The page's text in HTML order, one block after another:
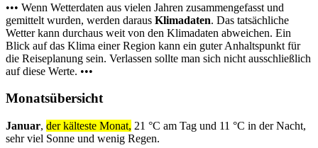
••• Wenn Wetterdaten aus vielen Jahren zusammengefasst und
gemittelt wurden, werden daraus Klimadaten. Das tatsächliche
Wetter kann durchaus weit von den Klimadaten abweichen. Ein
Blick auf das Klima einer Region kann ein guter Anhaltspunkt für
die Reiseplanung sein. Verlassen sollte man sich nicht ausschließlich
auf diese Werte. •••
Monatsübersicht
Januar, der kälteste Monat, 21 °C am Tag und 11 °C in der Nacht,
sehr viel Sonne und wenig Regen.